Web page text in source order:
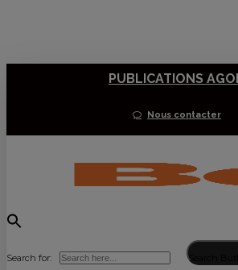
PUBLICATIONS
Nous contacter
Search for: Search